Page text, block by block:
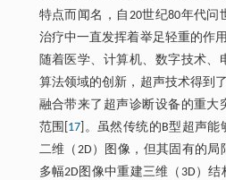
特点而闻名，自20世纪80年代问
治疗中一直发挥着举足轻重的作用[
随着医学、计算机、数字技术、
算法领域的创新，超声技术得到
融合带来了超声诊断设备的重大
范围[ 17 ]。虽然传统的B型超声
二维（2D）图像，但其固有的局
多幅2D图像中重建三维（3D）